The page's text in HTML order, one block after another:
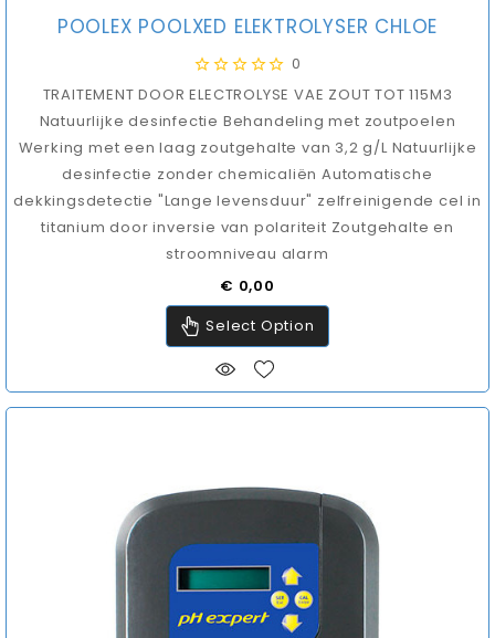
POOLEX POOLXED ELEKTROLYSER CHLOE
0
TRAITEMENT DOOR ELECTROLYSE VAE ZOUT TOT 115M3
Natuurlijke desinfectie Behandeling met zoutpoelen
Werking met een laag zoutgehalte van 3,2 g/L Natuurlijke
desinfectie zonder chemicaliën Automatische
dekkingsdetectie "Lange levensduur" zelfreinigende cel in
titanium door inversie van polariteit Zoutgehalte en
stroomniveau alarm
Prijs
€ 0,00
Select Option